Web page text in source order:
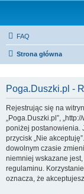
FAQ
Strona główna
Poga.Duszki.pl -
Rejestrując się na
„Poga.Duszki.pl”,
poniżej postanowienia.
przycisk „Nie
dowolnym czasie
niemniej wskazane
regulaminu.
oznacza, że